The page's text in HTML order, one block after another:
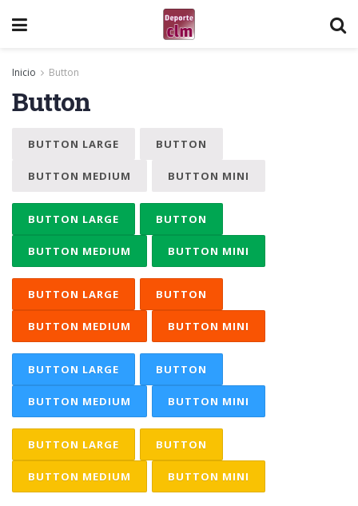
Inicio Button
Button
BUTTON LARGE BUTTON
BUTTON MEDIUM BUTTON MINI
BUTTON LARGE BUTTON
BUTTON MEDIUM BUTTON MINI
BUTTON LARGE BUTTON
BUTTON MEDIUM BUTTON MINI
BUTTON LARGE BUTTON
BUTTON MEDIUM BUTTON MINI
BUTTON LARGE BUTTON
BUTTON MEDIUM BUTTON MINI